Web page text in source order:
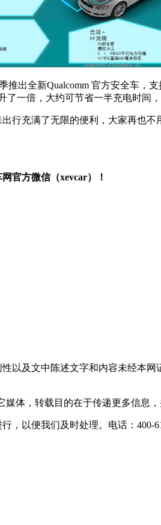
出全新Qualcomm 官方安全车，
一倍，大约可节省一半充电时间
行充满了无限的便利，大家再也
官方微信（xevcar）！
以及文中陈述文字和内容未经本
体，转载目的在于传递更多信息
以便我们及时处理。电话：400-